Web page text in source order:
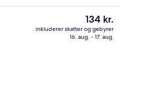
Morgenmåltid
Den
nuværende
pris
134 kr.
inkluderer skatter og gebyrer
16. aug. - 17. aug.